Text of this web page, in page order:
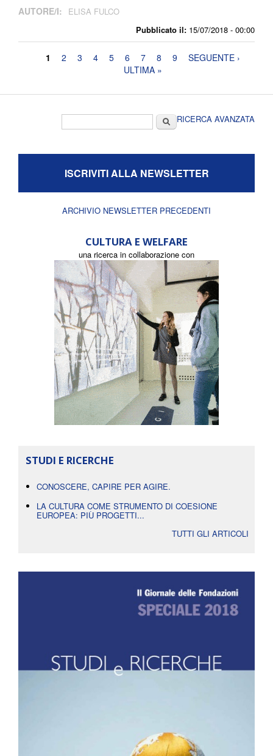
Pubblicato il: 15/07/2018 - 00:00
AUTORE/I: ELISA FULCO
Pagine
1 2 3 4 5 6 7 8 9
SEGUENTE ›
ULTIMA »
CercaRICERCA AVANZATA
ISCRIVITI ALLA NEWSLETTER
ARCHIVIO NEWSLETTER PRECEDENTI
CULTURA E WELFARE
una ricerca in collaborazione con
STUDI E RICERCHE
CONOSCERE, CAPIRE PER AGIRE.
LA CULTURA COME STRUMENTO DI COESIONE
EUROPEA: PIÙ PROGETTI...
TUTTI GLI ARTICOLI